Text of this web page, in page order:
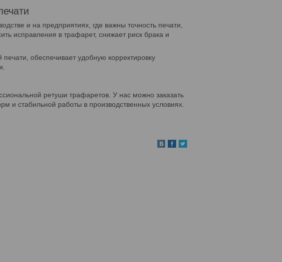
и на предприятиях, где важны точность печати,
исправления в трафарет, снижает риск брака и
обеспечивает удобную корректировку
ретуши трафаретов. У нас можно заказать
и стабильной работы в производственных условиях.